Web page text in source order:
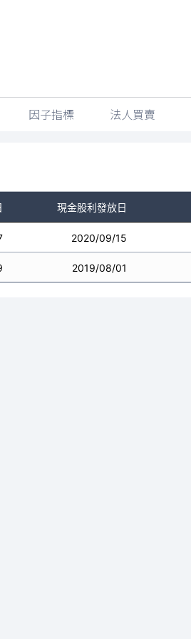
因子指標 法人買賣
現金股利發放日
2020/09/15
2019/08/01